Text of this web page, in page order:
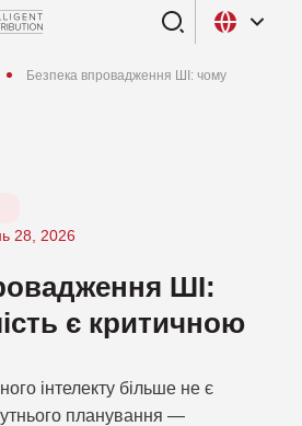
Безпека впровадження ШІ: чому
28, 2026
ШІ:
є критичною
інтелекту більше не є
планування —